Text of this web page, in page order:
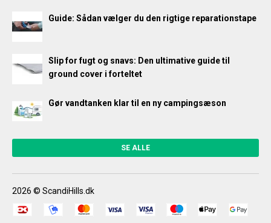
Guide: Sådan vælger du den rigtige reparationstape
Slip for fugt og snavs: Den ultimative guide til
ground cover i forteltet
Gør vandtanken klar til en ny campingsæson
SE ALLE
2026 © ScandiHills.dk